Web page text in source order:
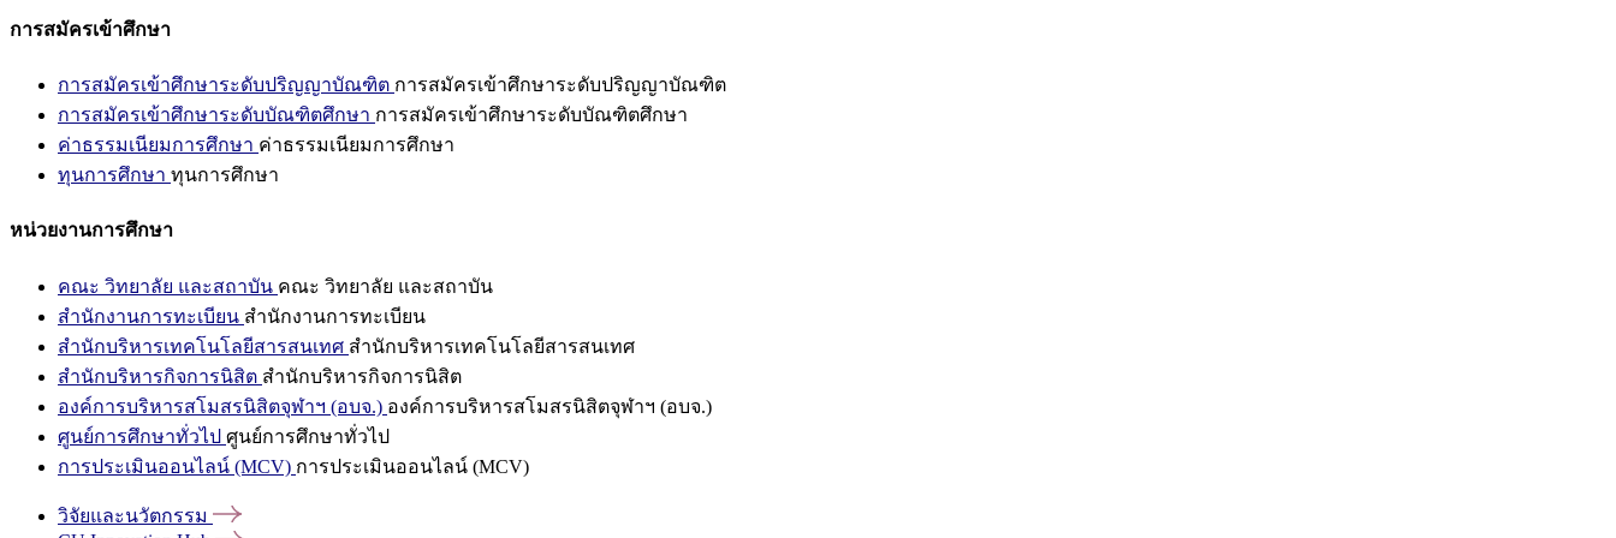
การสมัครเข้าศึกษา
การสมัครเข้าศึกษาระดับปริญญาบัณฑิต การสมัครเข้าศึกษาระดับปริญญาบัณฑิต
การสมัครเข้าศึกษาระดับบัณฑิตศึกษา การสมัครเข้าศึกษาระดับบัณฑิตศึกษา
ค่าธรรมเนียมการศึกษา ค่าธรรมเนียมการศึกษา
ทุนการศึกษา ทุนการศึกษา
หน่วยงานการศึกษา
คณะ วิทยาลัย และสถาบัน คณะ วิทยาลัย และสถาบัน
สำนักงานการทะเบียน สำนักงานการทะเบียน
สำนักบริหารเทคโนโลยีสารสนเทศ สำนักบริหารเทคโนโลยีสารสนเทศ
สำนักบริหารกิจการนิสิต สำนักบริหารกิจการนิสิต
องค์การบริหารสโมสรนิสิตจุฬาฯ (อบจ.) องค์การบริหารสโมสรนิสิตจุฬาฯ (อบจ.)
ศูนย์การศึกษาทั่วไป ศูนย์การศึกษาทั่วไป
การประเมินออนไลน์ (MCV) การประเมินออนไลน์ (MCV)
วิจัยและนวัตกรรม